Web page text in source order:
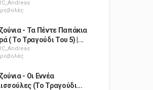
- Τα Πέντε Παπάκια
( Το Τραγούδι Του 5) |...
- Οι Εννέα
(Το Τραγούδι...